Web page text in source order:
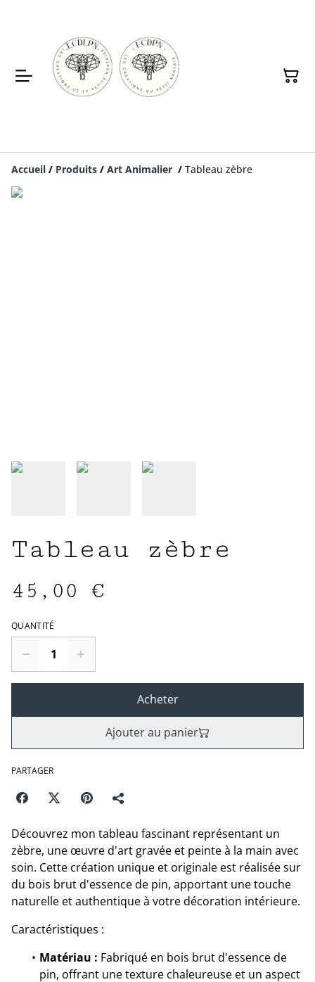
Accueil / Produits / Art Animalier / Tableau zèbre
Tableau zèbre
45,00 €
QUANTITÉ
Acheter
Ajouter au panier
PARTAGER
Découvrez mon tableau fascinant représentant un
zèbre, une œuvre d'art gravée et peinte à la main avec
soin. Cette création unique et originale est réalisée sur
du bois brut d'essence de pin, apportant une touche
naturelle et authentique à votre décoration intérieure.
Caractéristiques :
Matériau : Fabriqué en bois brut d'essence de
pin, offrant une texture chaleureuse et un aspect